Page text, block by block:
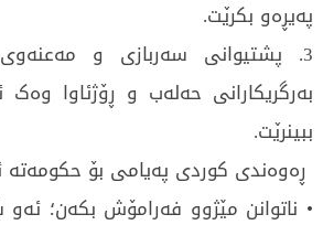
پەیڕەو بکرێت.
3. پشتیوانی سەربازی و
بەرگریکارانی حەلەب و ڕۆژئاوا
ببینرێت.
ڕەوەندی کوردی پەیامی بۆ حکومەتە
• ناتوانن مێژوو فەرامۆش بکەن؛